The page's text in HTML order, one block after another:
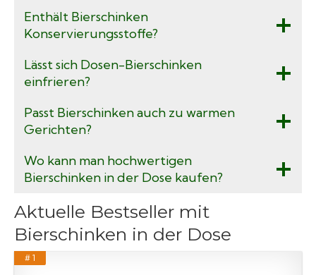
Enthält Bierschinken
Konservierungsstoffe?
Lässt sich Dosen-Bierschinken
einfrieren?
Passt Bierschinken auch zu warmen
Gerichten?
Wo kann man hochwertigen
Bierschinken in der Dose kaufen?
Aktuelle Bestseller mit
Bierschinken in der Dose
# 1